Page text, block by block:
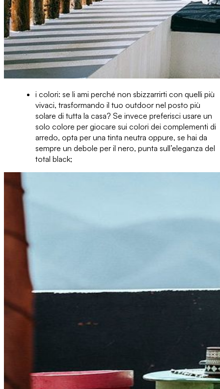
i colori: se li ami perché non sbizzarrirti con quelli più
vivaci, trasformando il tuo outdoor nel posto più
solare di tutta la casa? Se invece preferisci usare un
solo colore per giocare sui colori dei complementi di
arredo, opta per una tinta neutra oppure, se hai da
sempre un debole per il nero, punta sull’eleganza del
total black;